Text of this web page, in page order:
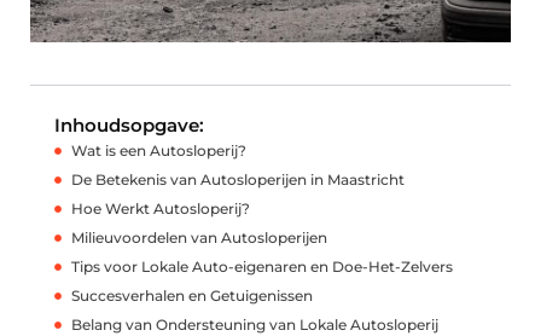
Inhoudsopgave:
Wat is een Autosloperij?
De Betekenis van Autosloperijen in Maastricht
Hoe Werkt Autosloperij?
Milieuvoordelen van Autosloperijen
Tips voor Lokale Auto-eigenaren en Doe-Het-Zelvers
Succesverhalen en Getuigenissen
Belang van Ondersteuning van Lokale Autosloperij